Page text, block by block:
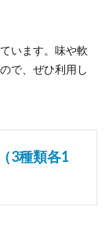
います。味や軟
で、ぜひ利用し
3種類各1